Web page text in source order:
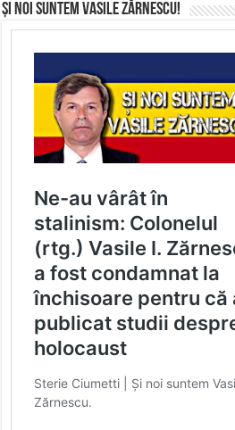
Și noi suntem Vasile Zărnescu!